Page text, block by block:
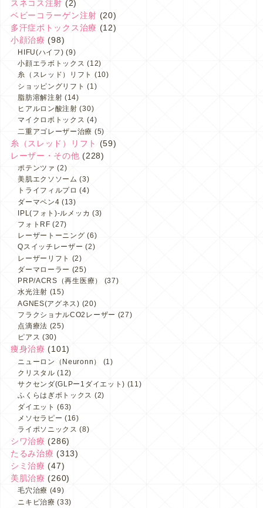
スネコス注射 (2)
ベビーコラーゲン注射 (20)
多汗症ボトックス治療 (12)
小顔治療 (98)
HIFU(ハイフ) (9)
小顔エラボトックス (12)
糸（スレッド）リフト (10)
ショッピングリフト (1)
脂肪溶解注射 (14)
ヒアルロン酸注射 (30)
マイクロボトックス (4)
二重アゴレーザー治療 (5)
糸（スレッド）リフト
(59)
レーザー・その他 (228)
ポテンツァ (2)
美肌エクソソーム (3)
トライフィルプロ (4)
ダーマペン4 (13)
IPL(フォト)-ルメッカ (3)
フォトRF (27)
レーザートーニング (6)
Qスイッチレーザー (2)
レーザーリフト (2)
ダーマローラー (25)
PRP/ACRS（再生医療）
(37)
水光注射 (15)
AGNES(アグネス) (20)
フラクショナルCO2レーザー (27)
点滴療法 (25)
ピアス (30)
痩身治療 (101)
ニューロン（Neuronn）
(1)
クリスタル (12)
サクセンダ(GLPー1ダイエット) (11)
ふくらはぎボトックス (2)
ダイエット (63)
メソセラピー (16)
ライポソニックス (8)
シワ治療 (286)
たるみ治療 (313)
シミ治療 (47)
美肌治療 (260)
毛穴治療 (49)
ニキビ治療 (33)